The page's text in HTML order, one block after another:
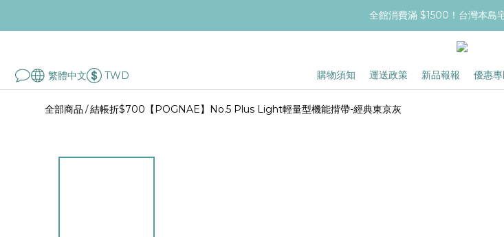
全館消費滿 $1500！台灣本島
繁體中文 TWD 購物須知 運送政策 新品報報 優惠
全部商品 /結帳折$700【POGNAE】No.5 Plus Light輕量型機能揹帶-經典東京灰